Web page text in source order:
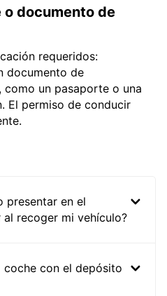
documento de
requeridos:
documento de
un pasaporte o una
El permiso de conducir
presentar en el
recoger mi vehículo?
coche con el depósito